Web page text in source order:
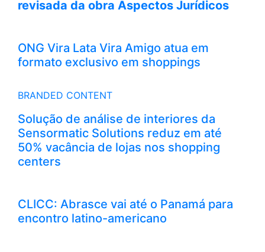
revisada da obra Aspectos Jurídicos
ONG Vira Lata Vira Amigo atua em
formato exclusivo em shoppings
BRANDED CONTENT
Solução de análise de interiores da
Sensormatic Solutions reduz em até
50% vacância de lojas nos shopping
centers
CLICC: Abrasce vai até o Panamá para
encontro latino-americano